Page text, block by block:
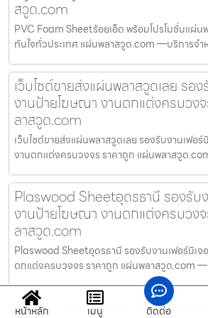
สวูด.com
PVC Foam Sheetร้อยเอ็ด พร้อมโปรโมชั่นแผ่
ทันใจทั่วประเทศ แผ่นพลาสวูด.com —บริการจำ
เว็บไซต์ขายส่งแผ่นพลาสวูดเลย รอ
งานป้ายโฆษณา งานตกแต่งครบวง
ลาสวูด.com
เว็บไซต์ขายส่งแผ่นพลาสวูดเลย รองรับงานเฟอ
งานตกแต่งครบวงจร ราคาถูก แผ่นพลาสวูด
Plaswood Sheetอุดรธานี รองรับ
งานป้ายโฆษณา งานตกแต่งครบวง
ลาสวูด.com
Plaswood Sheetอุดรธานี รองรับงานเฟอร์นิเจ
ตกแต่งครบวงจร ราคาถูก แผ่นพลาสวูด.com
พลาสวูด สั่งตัดตามขนาดตาก ขาย
หน้าหลัก เมนู ติดต่อ